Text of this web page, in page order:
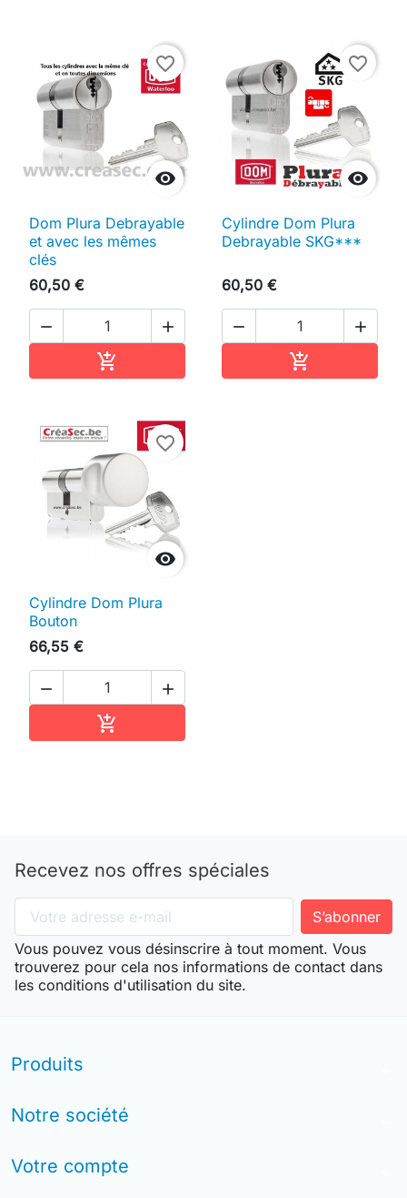

favorite_border
Dom Plura Debrayable
et avec les mêmes
clés
60,50 €
 


favorite_border
Cylindre Dom Plura
Debrayable SKG***
60,50 €
 


favorite_border
Cylindre Dom Plura
Bouton
66,55 €
 

Recevez nos offres spéciales
Vous pouvez vous désinscrire à tout moment. Vous
trouverez pour cela nos informations de contact dans
les conditions d'utilisation du site.
Produits
Notre société
Votre compte